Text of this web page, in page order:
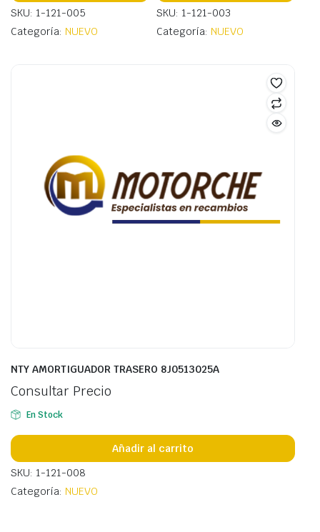
SKU: 1-121-005
Categoría: NUEVO
SKU: 1-121-003
Categoría: NUEVO
NTY AMORTIGUADOR TRASERO 8J0513025A
Consultar Precio
En Stock
Añadir al carrito
SKU: 1-121-008
Categoría: NUEVO